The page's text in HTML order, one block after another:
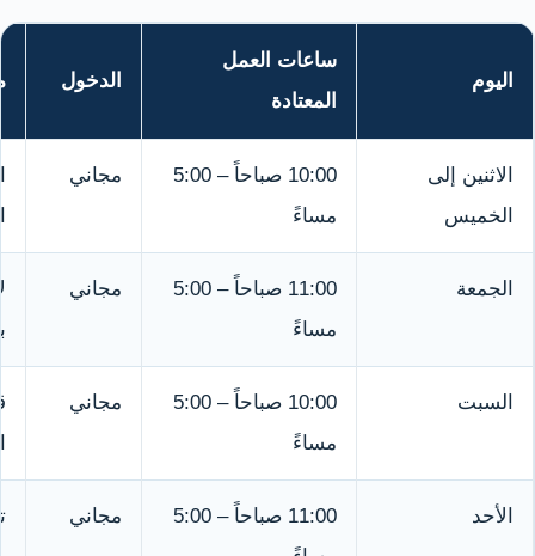
اليوم
ساعات العمل
المعتادة
الدخول
الاثنين إلى
الخميس
10:00 صباحاً – 5:00
مساءً
مجاني
الجمعة
11:00 صباحاً – 5:00
مساءً
مجاني
السبت
10:00 صباحاً – 5:00
مساءً
مجاني
الأحد
11:00 صباحاً – 5:00
مجاني